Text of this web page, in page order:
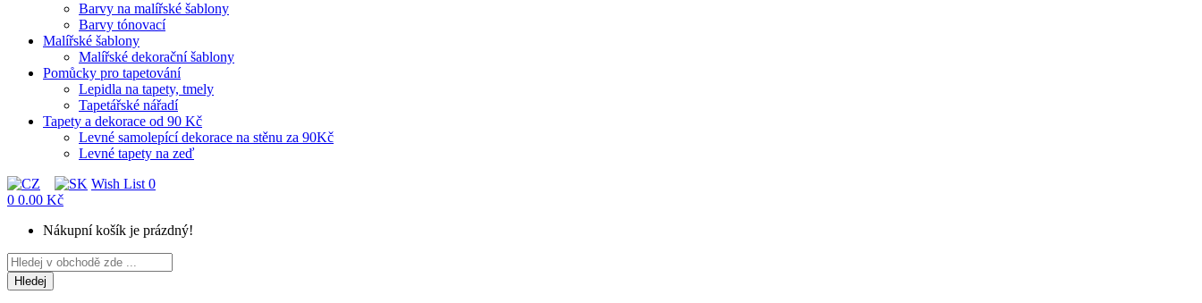
Barvy na malířské šablony
Barvy tónovací
Malířské šablony
Malířské dekorační šablony
Pomůcky pro tapetování
Lepidla na tapety, tmely
Tapetářské nářadí
Tapety a dekorace od 90 Kč
Levné samolepící dekorace na stěnu za 90Kč
Levné tapety na zeď
Wish List 0
0 0.00 Kč
Nákupní košík je prázdný!
Hledej